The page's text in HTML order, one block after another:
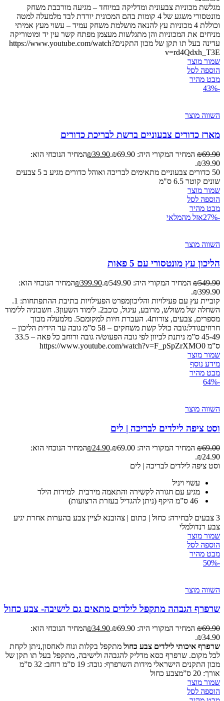
מגלשת מכוניות צבעונית ומדליקה במיוחד – מגיעה מורכבת משחק
מונטסורי משגע של 4 קומות בהם המכונית יורדת לבד מלמעלה למטה
וכוללת 4 מכוניות עץ להנאה מושלמת משחק עמיד – עשוי מעץ אמיתי
מניחים את המכוניות והן מתגלשות מעצמן מפתח קשר עין יד ומוטוריקה
עדינה בעל תו תקן של מכון התקניםhttps://www.youtube.com/watch?
v=rd4Qdxh_T3E
שמור מוצר
הוספה לסל
מבט מהיר
-43%
השווה מוצר
מארז כדורים צבעוניים ברשת לבריכת כדורים
₪69.90 המחיר המקורי היה: ₪69.90. ₪39.90
המחיר הנוכחי הוא:
₪39.90.
50 כדורים צבעוניים מתאימים לבריכה ואוהל כדורים מגיע ב 5 צבעים
שונים קוטר 6.5 ס"מ
שמור מוצר
הוספה לסל
מבט מהיר
-27%
אזל מהמלאי
השווה מוצר
הליכון עץ מונטסורי עם 5 פאות
₪549.90 המחיר המקורי היה: ₪549.90. ₪399.90
המחיר הנוכחי הוא:
₪399.90.
קוביית עץ עם פעילויות והליכוןמפרט הפעילויות בתיבת ההתפתחות: 1.
השחלה של משולש, מרובע, עיגול, כוכב2. לימוד השעון3. חשבוניה ללימוד
מספרים, צבעים, צורות4. העברת חיות למקומם5. מלמעלה מבוך
חרוזיםגודל:גובה כולל קשת משחקים – 58 ס”מ גובה עד הידית הליכון –
45-49 ס”מ ניתנת לכיוון לפי גובה הפעוט/ה גובה ורוחב כל פאה – 33.5
ס”מ https://www.youtube.com/watch?v=F_pSpZrXMO0
שמור מוצר
מידע נוסף
מבט מהיר
-64%
השווה מוצר
וסט ציפה לילדים לבריכה | לים
₪69.00 המחיר המקורי היה: ₪69.00. ₪24.90
המחיר הנוכחי הוא:
₪24.90.
וסט ציפה לילדים לבריכה | לים
עשוי ויניל
מגיע עם חגורה לקשירה והתאמה מירבית למידות הילד
3 צבעים לבחירה: כחול | כתום | צהובנא לציין צבע בהערות אחרת יגיע
צבע רנדולמלי
שמור מוצר
הוספה לסל
מבט מהיר
-50%
השווה מוצר
שרפרף הגבהה מתקפל לילדים מתאים גם לישיבה- צבע כחול
₪69.90 המחיר המקורי היה: ₪69.90. ₪34.90
המחיר הנוכחי הוא:
₪34.90.
שרפרף איכותי לילדים צבע כחול מתקפל בקלות ונוח לאחסון,ניתן לקחת
לכל מקום. שרפרף כסא מדליק להגבהה ולישיבה, מתקפל בעל תו תקן של
מכון התקנים הישראלי מידות השרפרף: גובה: 19 ס”מ רוחב: 32 ס”מ
אורך: 20 ס”מצבע כחול
שמור מוצר
הוספה לסל